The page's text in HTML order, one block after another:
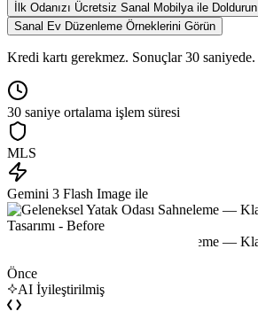
İlk Odanızı Ücretsiz Sanal Mobilya ile Doldurun
Sanal Ev Düzenleme Örneklerini Görün
Kredi kartı gerekmez. Sonuçlar 30 saniyede.
30 saniye ortalama işlem süresi
MLS
Gemini 3 Flash Image ile
Önce
AI İyileştirilmiş